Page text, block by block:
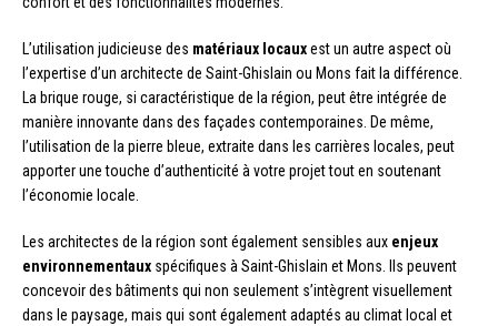
L’utilisation judicieuse des matériaux locauxest un autre aspect où
l’expertise d’un architecte de Saint-Ghislain ou Mons fait la différence.
La brique rouge, si caractéristique de la région, peut être intégrée de
manière innovante dans des façades contemporaines. De même,
l’utilisation de la pierre bleue, extraite dans les carrières locales, peut
apporter une touche d’authenticité à votre projet tout en soutenant
l’économie locale.
Les architectes de la région sont également sensibles aux enjeux
environnementaux spécifiques à Saint-Ghislain et Mons. Ils peuvent
concevoir des bâtiments qui non seulement s’intègrent visuellement
dans le paysage, mais qui sont également adaptés au climat local et